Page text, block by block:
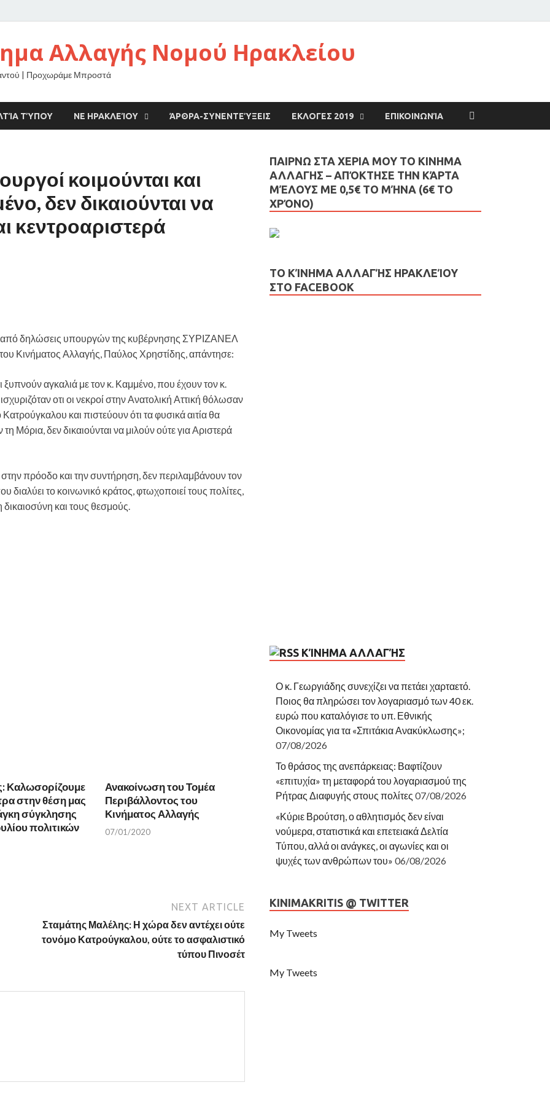
Αλλαγής Νομού Ηρακλείου
| Προχωράμε Μπροστά
ΤΎΠΟΥ ΝΕ ΗΡΑΚΛΕΊΟΥ ΆΡΘΡΑ-ΣΥΝΕΝΤΕΎΞΕΙΣ ΕΚΛΟΓΕΣ 2019 ΕΠΙΚΟΙΝΩΝΊΑ
κοιμούνται και
δεν δικαιούνται να
κεντροαριστερά
δηλώσεις υπουργών της κυβέρνησης ΣΥΡΙΖΑΝΕΛ
Κινήματος Αλλαγής, Παύλος Χρηστίδης, απάντησε:
ξυπνούν αγκαλιά με τον κ. Καμμένο, που έχουν τον κ.
οτι οι νεκροί στην Ανατολική Αττική θόλωσαν
και πιστεύουν ότι τα φυσικά αιτία θα
Μόρια, δεν δικαιούνται να μιλούν ούτε για Αριστερά
πρόοδο και την συντήρηση, δεν περιλαμβάνουν τον
το κοινωνικό κράτος, φτωχοποιεί τους πολίτες,
και τους θεσμούς.
Καλωσορίζουμε
στην θέση μας
σύγκλησης
πολιτικών
Ανακοίνωση του Τομέα
Περιβάλλοντος του
Κινήματος Αλλαγής
07/01/2020
NEXT ARTICLE
Σταμάτης Μαλέλης: Η χώρα δεν αντέχει ούτε
τονόμο Κατρούγκαλου, ούτε το ασφαλιστικό
τύπου Πινοσέτ
ΠΑΙΡΝΩ ΣΤΑ ΧΕΡΙΑ ΜΟΥ ΤΟ ΚΙΝΗΜΑ
ΑΛΛΑΓΗΣ – AΠΌΚΤΗΣΕ ΤΗΝ ΚΆΡΤΑ
ΜΈΛΟΥΣ ΜΕ 0,5€ ΤΟ ΜΉΝΑ (6€ ΤΟ
ΧΡΌΝΟ)
ΤΟ ΚΊΝΗΜΑ ΑΛΛΑΓΉΣ ΗΡΑΚΛΕΊΟΥ
ΣΤΟ FACEBOOK
ΚΊΝΗΜΑ ΑΛΛΑΓΉΣ
Ο κ. Γεωργιάδης συνεχίζει να πετάει χαρταετό.
Ποιος θα πληρώσει τον λογαριασμό των 40 εκ.
ευρώ που καταλόγισε το υπ. Εθνικής
Οικονομίας για τα «Σπιτάκια Ανακύκλωσης»;
07/08/2026
Το θράσος της ανεπάρκειας: Βαφτίζουν
«επιτυχία» τη μεταφορά του λογαριασμού της
Ρήτρας Διαφυγής στους πολίτες 07/08/2026
«Κύριε Βρούτση, ο αθλητισμός δεν είναι
νούμερα, στατιστικά και επετειακά Δελτία
Τύπου, αλλά οι ανάγκες, οι αγωνίες και οι
ψυχές των ανθρώπων του» 06/08/2026
KINIMAKRITIS @ TWITTER
My Tweets
My Tweets